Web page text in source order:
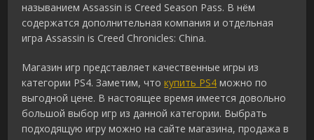
называнием Assassin is Creed Season Pass. В нём
содержатся дополнительная компания и отдельная
игра Assassin is Creed Chronicles: China.
Магазин игр представляет качественные игры из
категории PS4. Заметим, чтокупить PS4 можно по
выгодной цене. В настоящее время имеется довольно
большой выбор игр из данной категории. Выбрать
подходящую игру можно на сайте магазина, продажа в